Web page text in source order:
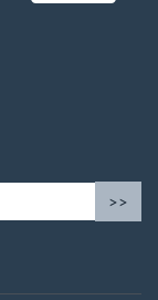
>>